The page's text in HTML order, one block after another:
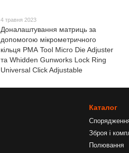
4 травня 2023
Доналаштування матриць за
допомогою мікрометричного
кільця РМА Tool Micro Die Adjuster
та Whidden Gunworks Lock Ring
Universal Click Adjustable
Каталог
Зброя і
Полювання